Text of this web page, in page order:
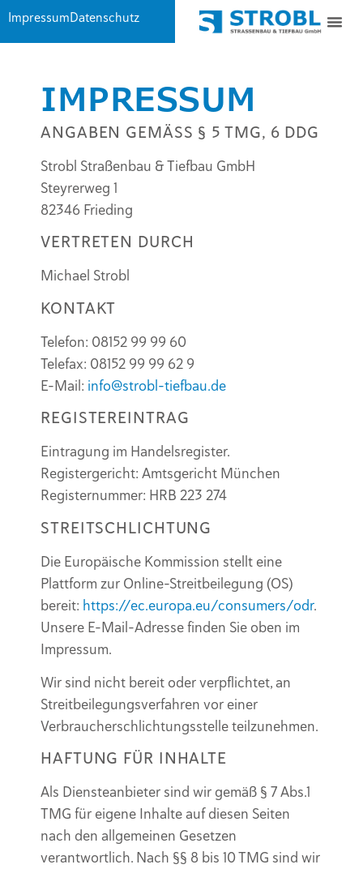
springen
ImpressumDatenschutz
IMPRESSUM
ANGABEN GEMÄSS § 5 TMG, 6 DDG
Strobl Straßenbau & Tiefbau GmbH
Steyrerweg 1
82346 Frieding
VERTRETEN DURCH
Michael Strobl
KONTAKT
Telefon: 08152 99 99 60
Telefax: 08152 99 99 62 9
E-Mail: info@strobl-tiefbau.de
REGISTEREINTRAG
Eintragung im Handelsregister.
Registergericht: Amtsgericht München
Registernummer: HRB 223 274
STREITSCHLICHTUNG
Die Europäische Kommission stellt eine
Plattform zur Online-Streitbeilegung (OS)
bereit: https://ec.europa.eu/consumers/odr.
Unsere E-Mail-Adresse finden Sie oben im
Impressum.
Wir sind nicht bereit oder verpflichtet, an
Streitbeilegungsverfahren vor einer
Verbraucherschlichtungsstelle teilzunehmen.
HAFTUNG FÜR INHALTE
Als Diensteanbieter sind wir gemäß § 7 Abs.1
TMG für eigene Inhalte auf diesen Seiten
nach den allgemeinen Gesetzen
verantwortlich. Nach §§ 8 bis 10 TMG sind wir